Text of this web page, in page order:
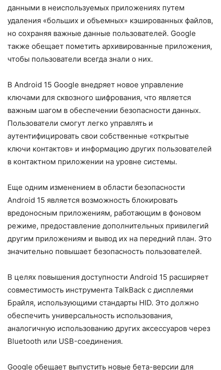
данными в неиспользуемых приложениях путем
удаления «больших и объемных» кэшированных файлов,
но сохраняя важные данные пользователей. Google
также обещает пометить архивированные приложения,
чтобы пользователи всегда знали о них.
В Android 15 Google внедряет новое управление
ключами для сквозного шифрования, что является
важным шагом в обеспечении безопасности данных.
Пользователи смогут легко управлять и
аутентифицировать свои собственные «открытые
ключи контактов» и информацию других пользователей
в контактном приложении на уровне системы.
Еще одним изменением в области безопасности
Android 15 является возможность блокировать
вредоносным приложениям, работающим в фоновом
режиме, предоставление дополнительных привилегий
другим приложениям и вывод их на передний план. Это
значительно повышает безопасность пользователей.
В целях повышения доступности Android 15 расширяет
совместимость инструмента TalkBack с дисплеями
Брайля, использующими стандарты HID. Это должно
обеспечить универсальность использования,
аналогичную использованию других аксессуаров через
Bluetooth или USB-соединения.
Google обещает выпустить новые бета-версии для